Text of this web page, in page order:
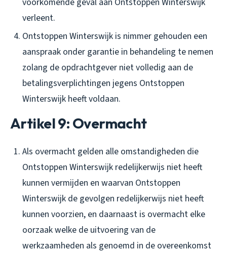
verleent.
Ontstoppen Winterswijk is nimmer gehouden een
aanspraak onder garantie in behandeling te nemen
zolang de opdrachtgever niet volledig aan de
betalingsverplichtingen jegens Ontstoppen
Winterswijk heeft voldaan.
Artikel 9: Overmacht
Als overmacht gelden alle omstandigheden die
Ontstoppen Winterswijk redelijkerwijs niet heeft
kunnen vermijden en waarvan Ontstoppen
Winterswijk de gevolgen redelijkerwijs niet heeft
kunnen voorzien, en daarnaast is overmacht elke
oorzaak welke de uitvoering van de
werkzaamheden als genoemd in de overeenkomst